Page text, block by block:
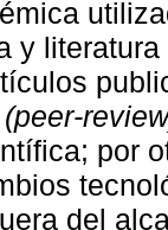
y
(peer-
por
del